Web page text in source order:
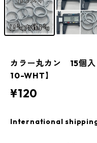
カラー丸カン 15個
10-WHT】
¥120
International